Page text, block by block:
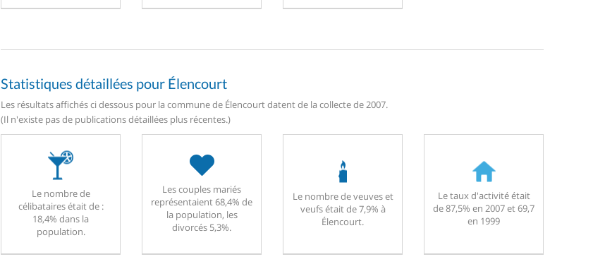
Statistiques détaillées pour Élencourt
Les résultats affichés ci dessous pour la commune de Élencourt datent de la collecte de 2007.
(Il n'existe pas de publications détaillées plus récentes.)
Le nombre de
célibataires était de :
18,4% dans la
population.
Les couples mariés
représentaient 68,4% de
la population, les
divorcés 5,3%.
Le nombre de veuves et
veufs était de 7,9% à
Élencourt.
Le taux d'activité était
de 87,5% en 2007 et 69,7
en 1999